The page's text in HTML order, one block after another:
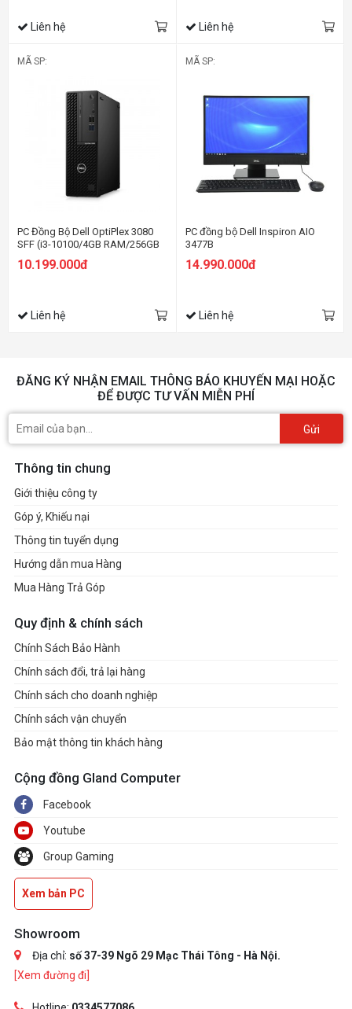
Liên hệ Liên hệ
MÃ SP:
PC Đồng Bộ Dell OptiPlex 3080
SFF (i3-10100/4GB RAM/256GB
SSD/DVDRW/K+M/Fedora)
(70233230)
10.199.000đ
Liên hệ
MÃ SP:
PC đồng bộ Dell Inspiron AIO
3477B
14.990.000đ
Liên hệ
ĐĂNG KÝ NHẬN EMAIL THÔNG BÁO KHUYẾN MẠI HOẶC
ĐỂ ĐƯỢC TƯ VẤN MIỄN PHÍ
Gửi
Thông tin chung
Giới thiệu công ty
Góp ý, Khiếu nại
Thông tin tuyển dụng
Hướng dẫn mua Hàng
Mua Hàng Trả Góp
Quy định & chính sách
Chính Sách Bảo Hành
Chính sách đổi, trả lại hàng
Chính sách cho doanh nghiệp
Chính sách vận chuyển
Bảo mật thông tin khách hàng
Cộng đồng Gland Computer
Facebook
Youtube
Group Gaming
Xem bản PC
Showroom
Địa chỉ: số 37-39 Ngõ 29 Mạc Thái Tông - Hà Nội.
[Xem đường đi]